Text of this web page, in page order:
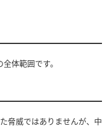
体範囲です。
脅威ではありませんが、中